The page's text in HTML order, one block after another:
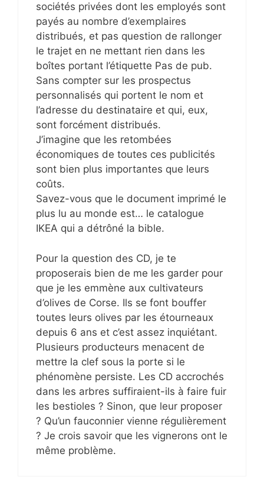
sociétés privées dont les employés sont
payés au nombre d’exemplaires
distribués, et pas question de rallonger
le trajet en ne mettant rien dans les
boîtes portant l’étiquette Pas de pub.
Sans compter sur les prospectus
personnalisés qui portent le nom et
l’adresse du destinataire et qui, eux,
sont forcément distribués.
J’imagine que les retombées
économiques de toutes ces publicités
sont bien plus importantes que leurs
coûts.
Savez-vous que le document imprimé le
plus lu au monde est… le catalogue
IKEA qui a détrôné la bible.
Pour la question des CD, je te
proposerais bien de me les garder pour
que je les emmène aux cultivateurs
d’olives de Corse. Ils se font bouffer
toutes leurs olives par les étourneaux
depuis 6 ans et c’est assez inquiétant.
Plusieurs producteurs menacent de
mettre la clef sous la porte si le
phénomène persiste. Les CD accrochés
dans les arbres suffiraient-ils à faire fuir
les bestioles ? Sinon, que leur proposer
? Qu’un fauconnier vienne régulièrement
? Je crois savoir que les vignerons ont le
même problème.